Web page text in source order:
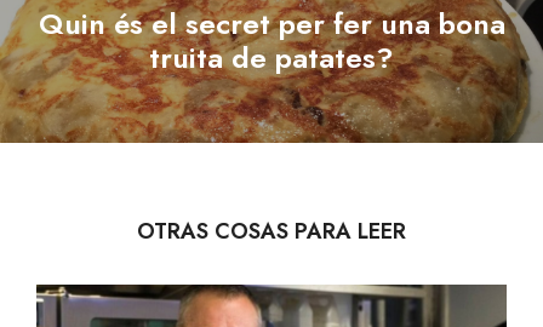
Next
post:
Quin és el secret per fer una bona
truita de patates?
OTRAS COSAS PARA LEER